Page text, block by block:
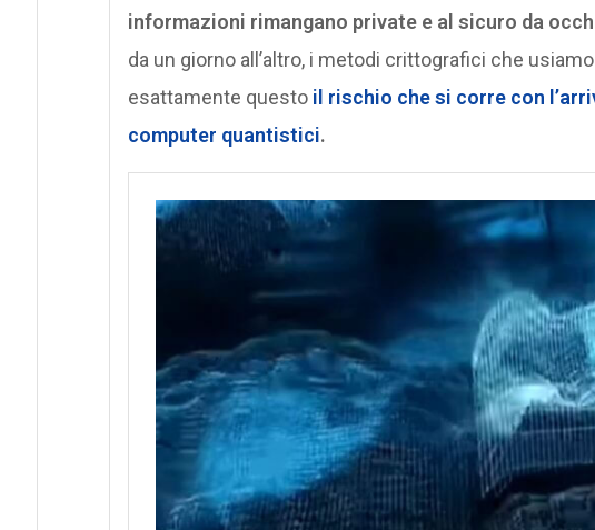
informazioni rimangano private e al sicuro da
da un giorno all’altro, i metodi crittografici che
esattamente questoil rischio che si corre con
computer quantistici.